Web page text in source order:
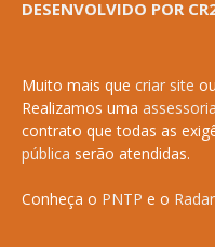
DESENVOLVIDO POR
Muito mais que criar site ou
Realizamos uma assessoria
contrato que todas as
pública serão atendidas.
Conheça o PNTP e o